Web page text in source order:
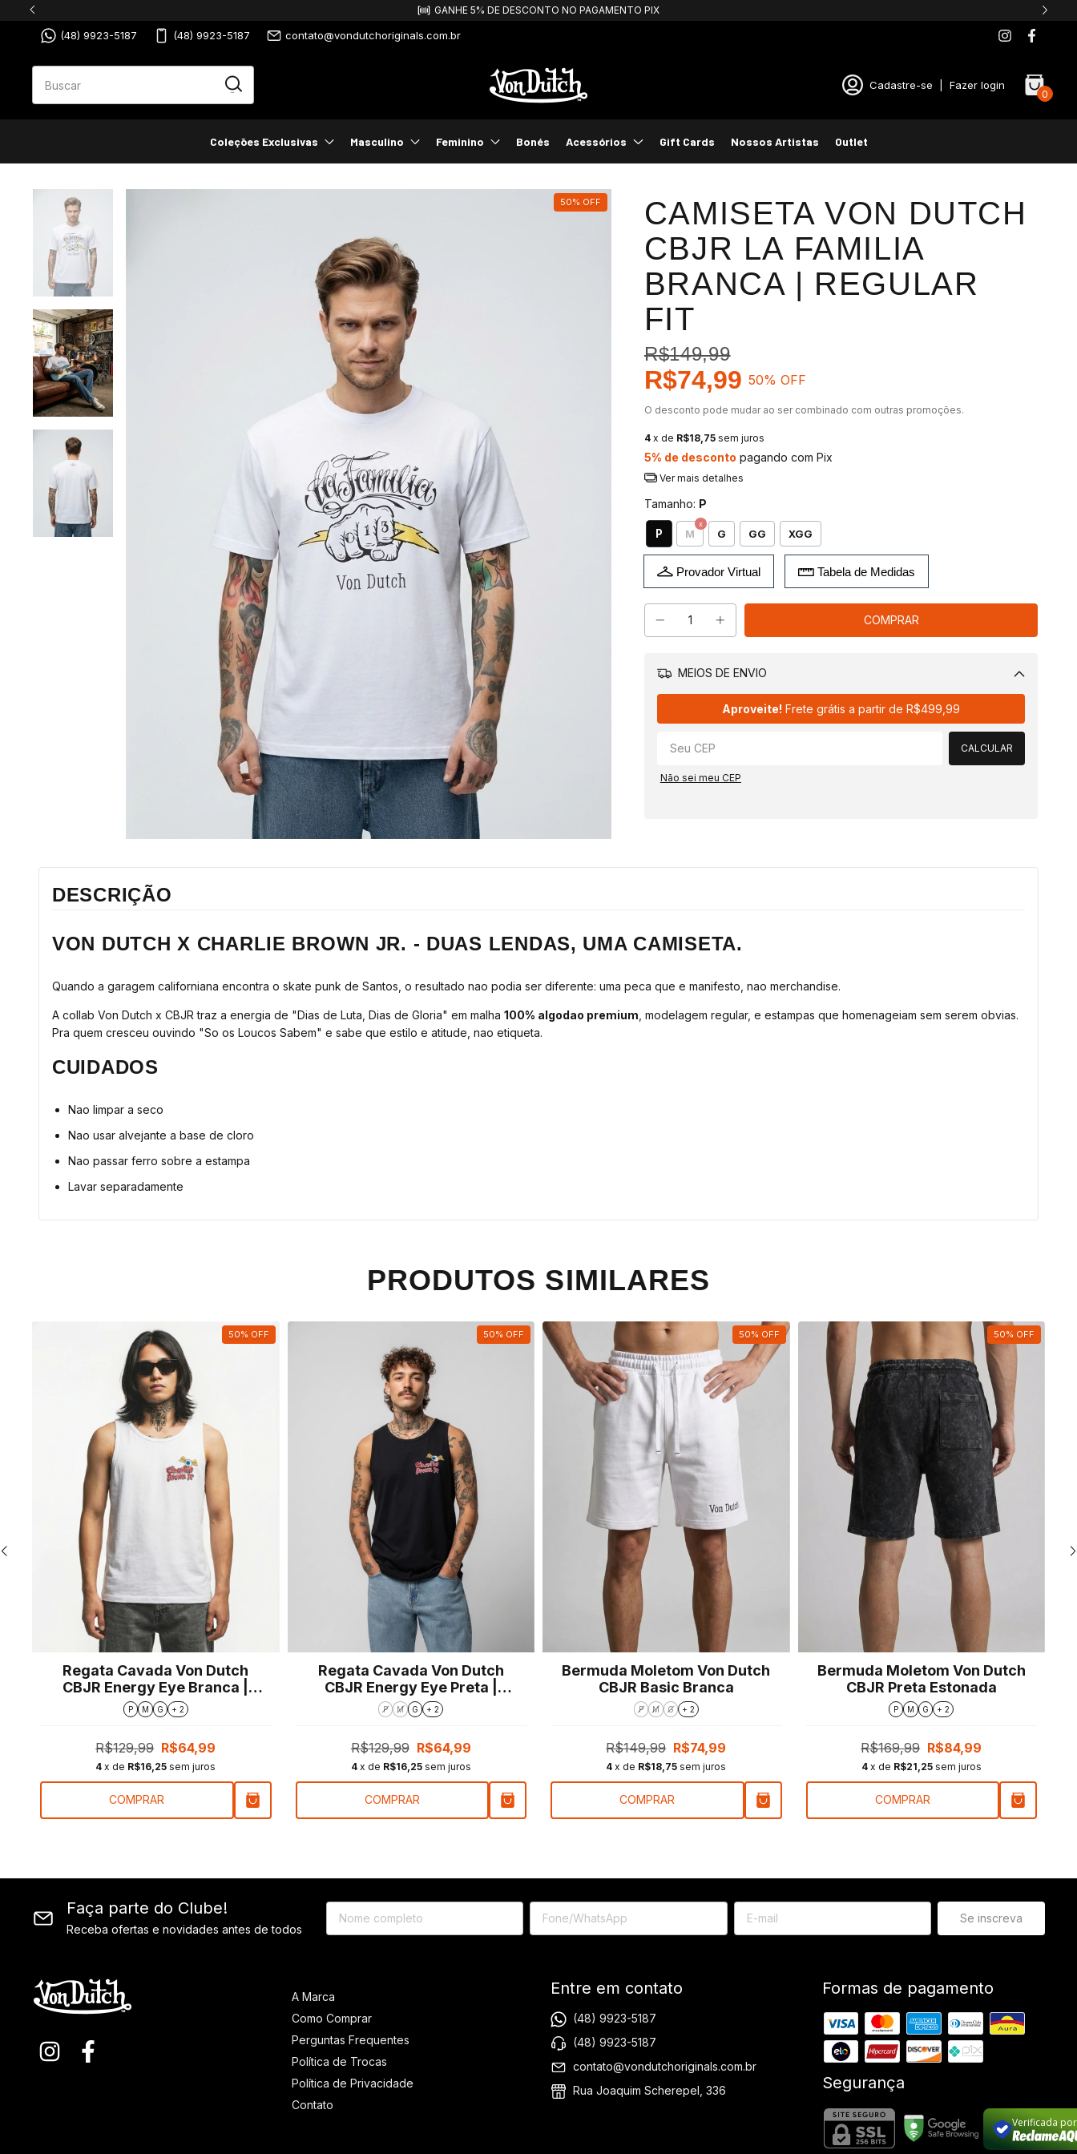
FRETE GRÁTIS PARA COMPRAS ACIMA DE R$499,99!
(48) 9923-5187 (48) 9923-5187 contato@vondutchoriginals.com.br
Cadastre-se Fazer login
0
Coleções Exclusivas Masculino Feminino Bonés Acessórios Gift Cards Nossos Artistas Outlet
50% OFF
CAMISETA VON DUTCH
CBJR LA FAMILIA
BRANCA | REGULAR
FIT
R$149,99
R$74,99 50% OFF
O desconto pode mudar ao ser combinado com outras promoções.
4 x de R$18,75 sem juros
5% de desconto pagando com Pix
Ver mais detalhes
Tamanho: P
P M G GG XGG
Provador Virtual Tabela de Medidas
MEIOS DE ENVIO
Aproveite! Frete grátis a partir de R$499,99
CALCULAR
Não sei meu CEP
DESCRIÇÃO
VON DUTCH X CHARLIE BROWN JR. - DUAS LENDAS, UMA CAMISETA.
Quando a garagem californiana encontra o skate punk de Santos, o resultado nao podia ser diferente: uma peca que e manifesto, nao merchandise.
A collab Von Dutch x CBJR traz a energia de "Dias de Luta, Dias de Gloria" em malha 100% algodao premium , modelagem regular, e estampas que homenageiam sem serem obvias.
Pra quem cresceu ouvindo "So os Loucos Sabem" e sabe que estilo e atitude, nao etiqueta.
CUIDADOS
Nao limpar a seco
Nao usar alvejante a base de cloro
Nao passar ferro sobre a estampa
Lavar separadamente
PRODUTOS SIMILARES
50% OFF
Regata Cavada Von Dutch
CBJR Energy Eye Branca |
Regular Fit
P M G + 2
R$129,99 R$64,99
4 x de R$16,25 sem juros
COMPRAR
50% OFF
Regata Cavada Von Dutch
CBJR Energy Eye Preta |
Regular Fit
P M G + 2
R$129,99 R$64,99
4 x de R$16,25 sem juros
COMPRAR
50% OFF
Bermuda Moletom Von Dutch
CBJR Basic Branca
P M G + 2
R$149,99 R$74,99
4 x de R$18,75 sem juros
COMPRAR
50% OFF
Bermuda Moletom Von Dutch
CBJR Preta Estonada
P M G + 2
R$169,99 R$84,99
4 x de R$21,25 sem juros
COMPRAR
Faça parte do Clube!
Receba ofertas e novidades antes de todos
A Marca
Como Comprar
Perguntas Frequentes
Política de Trocas
Política de Privacidade
Contato
Entre em contato
(48) 9923-5187
(48) 9923-5187
contato@vondutchoriginals.com.br
Rua Joaquim Scherepel, 336
Formas de pagamento
Segurança
Verificada por